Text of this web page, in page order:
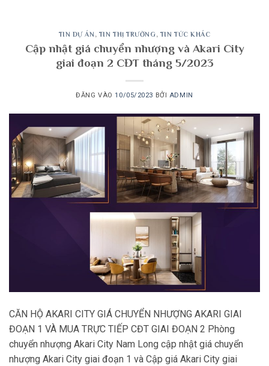
TIN DỰ ÁN , TIN THỊ TRƯỜNG, TIN TỨC KHÁC
Cập nhật giá chuyển nhượng và Akari City
giai đoạn 2 CĐT tháng 5/2023
ĐĂNG VÀO10/05/2023 BỞI ADMIN
CĂN HỘ AKARI CITY GIÁ CHUYỂN NHƯỢNG AKARI GIAI
ĐOẠN 1 VÀ MUA TRỰC TIẾP CĐT GIAI ĐOẠN 2 Phòng
chuyển nhượng Akari City Nam Long cập nhật giá chuyển
nhượng Akari City giai đoạn 1 và Cập giá Akari City giai